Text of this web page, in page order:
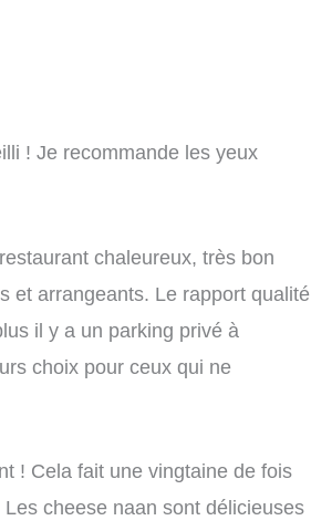
! Je recommande les yeux
chaleureux, très bon
et arrangeants. Le rapport qualité
il y a un parking privé à
choix pour ceux qui ne
! Cela fait une vingtaine de fois
cheese naan sont délicieuses